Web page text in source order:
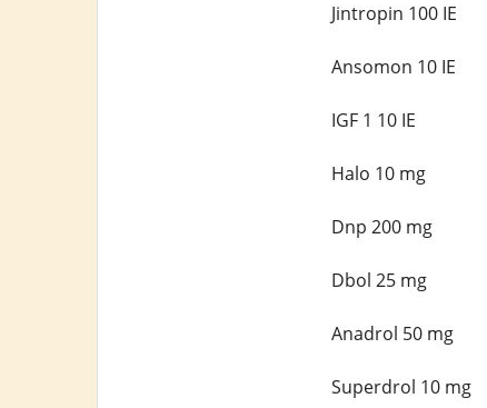
Jintropin 100 IE
Ansomon 10 IE
IGF 1 10 IE
Halo 10 mg
Dnp 200 mg
Dbol 25 mg
Anadrol 50 mg
Superdrol 10 mg